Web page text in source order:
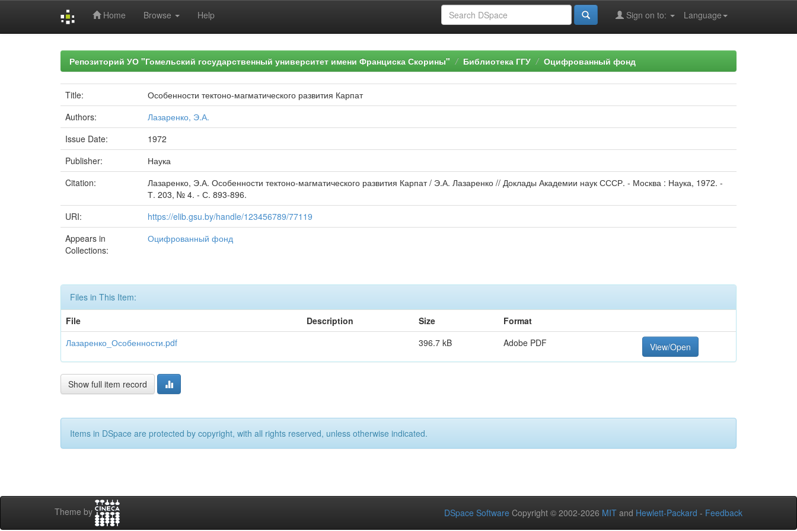
Home Browse Help Language
Sign on to:
Репозиторий УО "Гомельский государственный университет имени Франциска Скорины" Библиотека ГГУ Оцифрованный фонд
Title:
Особенности тектоно-магматического развития Карпат
Authors:
Лазаренко, Э.А.
Issue Date:
1972
Publisher:
Наука
Citation:
Лазаренко, Э.А. Особенности тектоно-магматического развития Карпат / Э.А. Лазаренко // Доклады Академии наук СССР. - Москва : Наука, 1972. -
Т. 203, № 4. - С. 893-896.
URI:
https://elib.gsu.by/handle/123456789/77119
Appears in
Collections:
Оцифрованный фонд
Files in This Item:
File
Description Size
Format
Лазаренко_Особенности.pdf
396.7 kB Adobe PDF View/Open
Show full item record
Items in DSpace are protected by copyright, with all rights reserved, unless otherwise indicated.
Theme by DSpace Software Copyright © 2002-2026 MIT and Hewlett-Packard - Feedback